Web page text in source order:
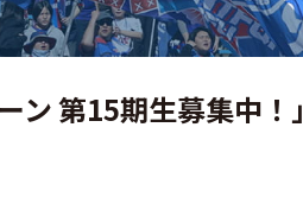
ン 第15期生募集中！」